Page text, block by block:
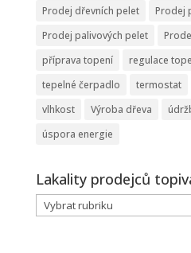
Prodej dřevních pelet
Prodej
Prodej palivových pelet
příprava topení
regulace
tepelné čerpadlo
termostat
vlhkost
Výroba dřeva
úspora energie
Lakality prodejců
Lakality
prodejců